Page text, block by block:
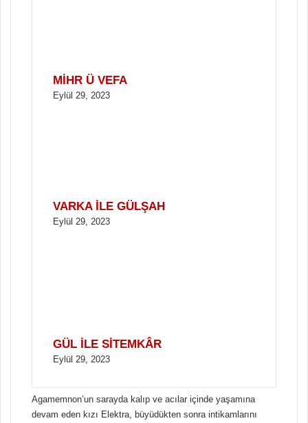
MİHR Ü VEFA
Eylül 29, 2023
VARKA İLE GÜLŞAH
Eylül 29, 2023
GÜL İLE SİTEMKÂR
Eylül 29, 2023
Agamemnon’un sarayda kalıp ve acılar içinde yaşamına
devam eden kızı Elektra, büyüdükten sonra intikamlarını